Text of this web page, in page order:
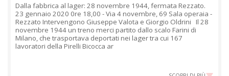
Dalla fabbrica al lager: 28 novembre 1944, fermata Rezzato.
23 gennaio 2020 0re 18,00 - Via 4 novembre, 69 Sala operaia -
Rezzato Intervengono Giuseppe Valota e Giorgio Oldrini Il 28
novembre 1944 un treno merci partito dallo scalo Farini di
Milano, che trasportava deportati nei lager tra cui 167
lavoratori della Pirelli Bicocca ar